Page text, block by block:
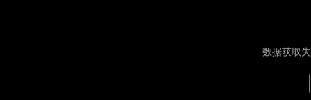
数据获取